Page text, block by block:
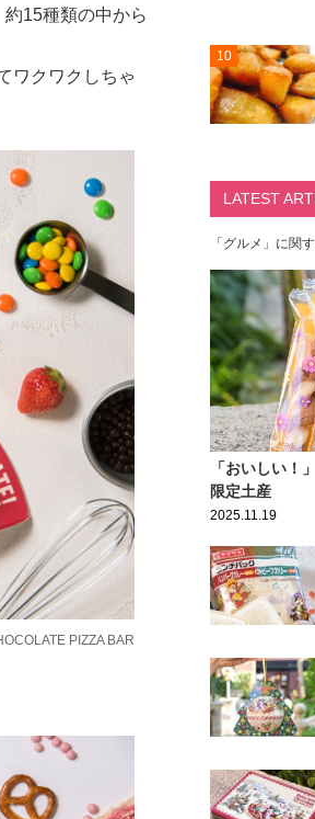
15種類の中から
ワクワクしちゃ
PIZZA BAR
10
LATEST
「グルメ」に関
「おいしい
限定土産
2025.11.19